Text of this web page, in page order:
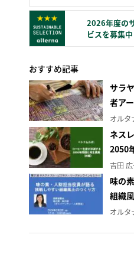
2026年度の
ビスを募集中
おすすめ記事
サラ
者ア
オルタ
ネス
2050
味の
組織
オルタ